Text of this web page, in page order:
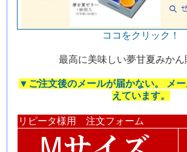
ココをクリック！
最高に美味しい夢甘夏みかん
▼ご注文後のメールが届かない。 メ
えています。
リピータ様用 注文フォーム